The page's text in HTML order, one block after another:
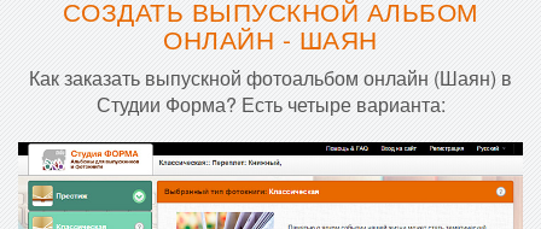
СОЗДАТЬ ВЫПУСКНОЙ АЛЬБОМ
ОНЛАЙН - ШАЯН
Как заказать выпускной фотоальбом онлайн (Шаян) в
Студии Форма? Есть четыре варианта: